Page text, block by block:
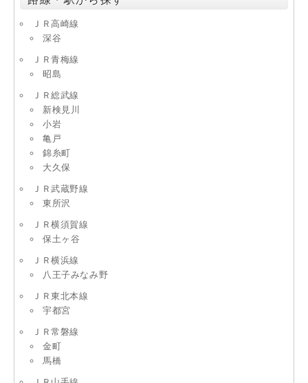
ＪＲ高崎線
深谷
ＪＲ青梅線
昭島
ＪＲ総武線
新検見川
小岩
亀戸
錦糸町
大久保
ＪＲ武蔵野線
東所沢
ＪＲ横須賀線
保土ヶ谷
ＪＲ横浜線
八王子みなみ野
ＪＲ東北本線
宇都宮
ＪＲ常磐線
金町
馬橋